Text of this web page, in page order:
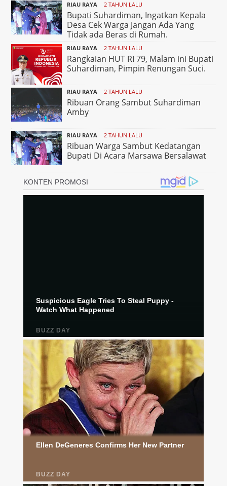
RIAU RAYA 2 TAHUN LALU
Bupati Suhardiman, Ingatkan Kepala
Desa Cek Warga Jangan Ada Yang
Tidak ada Beras di Rumah.
RIAU RAYA 2 TAHUN LALU
Rangkaian HUT RI 79, Malam ini Bupati
Suhardiman, Pimpin Renungan Suci.
RIAU RAYA 2 TAHUN LALU
Ribuan Orang Sambut Suhardiman
Amby
RIAU RAYA 2 TAHUN LALU
Ribuan Warga Sambut Kedatangan
Bupati Di Acara Marsawa Bersalawat